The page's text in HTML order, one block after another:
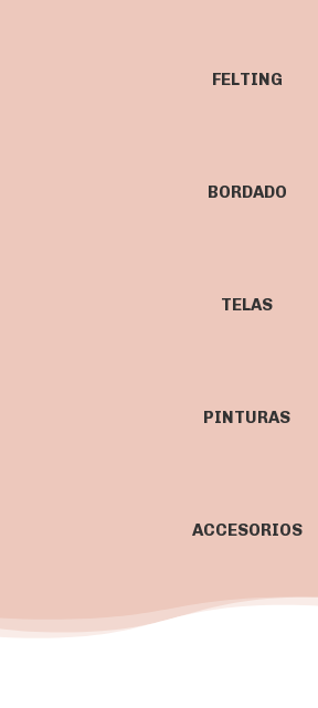
FELTING
BORDADO
TELAS
PINTURAS
ACCESORIOS